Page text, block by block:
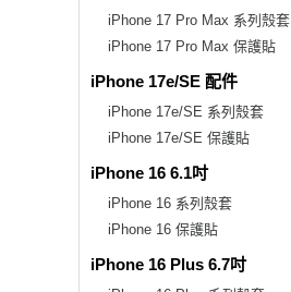
iPhone 17 Pro Max 系列殼套
iPhone 17 Pro Max 保護貼
iPhone 17e/SE 配件
iPhone 17e/SE 系列殼套
iPhone 17e/SE 保護貼
iPhone 16 6.1吋
iPhone 16 系列殼套
iPhone 16 保護貼
iPhone 16 Plus 6.7吋